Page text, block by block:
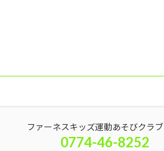
ファーネスキッズ運動あそびクラブ
0774-46-8252